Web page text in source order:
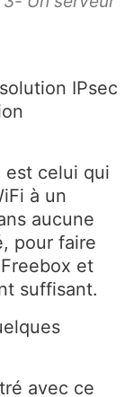
IPsec
est celui qui
à un
aucune
pour faire
et
suffisant.
avec ce